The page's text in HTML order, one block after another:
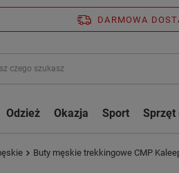
DARMOWA
Odzież Okazja Sport Sprzęt
Buty męskie trekkingowe CMP